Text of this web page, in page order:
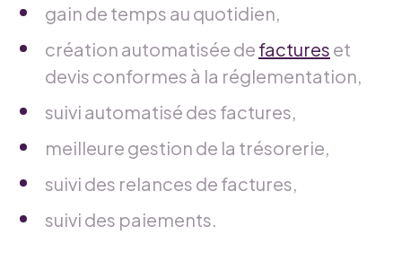
gain de temps au quotidien,
création automatisée de factures et
devis conformes à la réglementation,
suivi automatisé des factures,
meilleure gestion de la trésorerie,
suivi des relances de factures,
suivi des paiements.